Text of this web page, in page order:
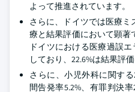
よって推進されています。
さらに、ドイツでは医療
療と結果評価において顕著
ドイツにおける医療過誤
しており、22.6%は結果評
さらに、小児外科に関す
間告発率5.2%、有罪判決